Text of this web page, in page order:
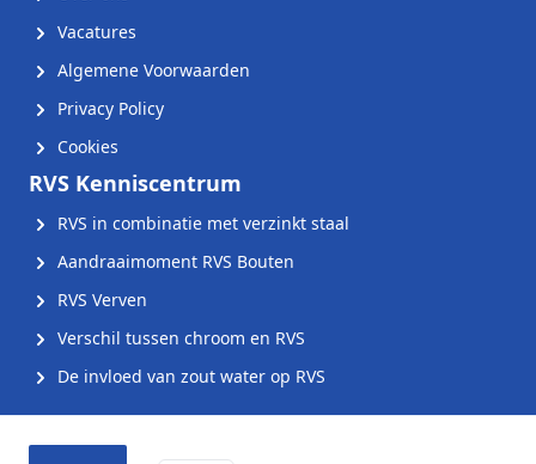
Vacatures
Algemene Voorwaarden
Privacy Policy
Cookies
RVS Kenniscentrum
RVS in combinatie met verzinkt staal
Aandraaimoment RVS Bouten
RVS Verven
Verschil tussen chroom en RVS
De invloed van zout water op RVS